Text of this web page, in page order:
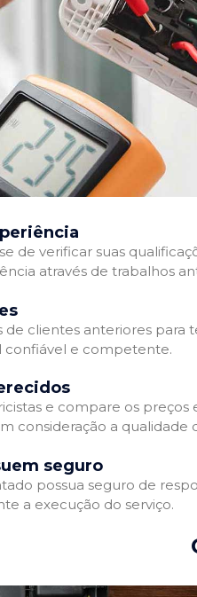
de verificar suas
através de trabalhos
de clientes anteriores
confiável e competente.
e compare os
consideração a
seguro
possua seguro de
a execução do serviço.